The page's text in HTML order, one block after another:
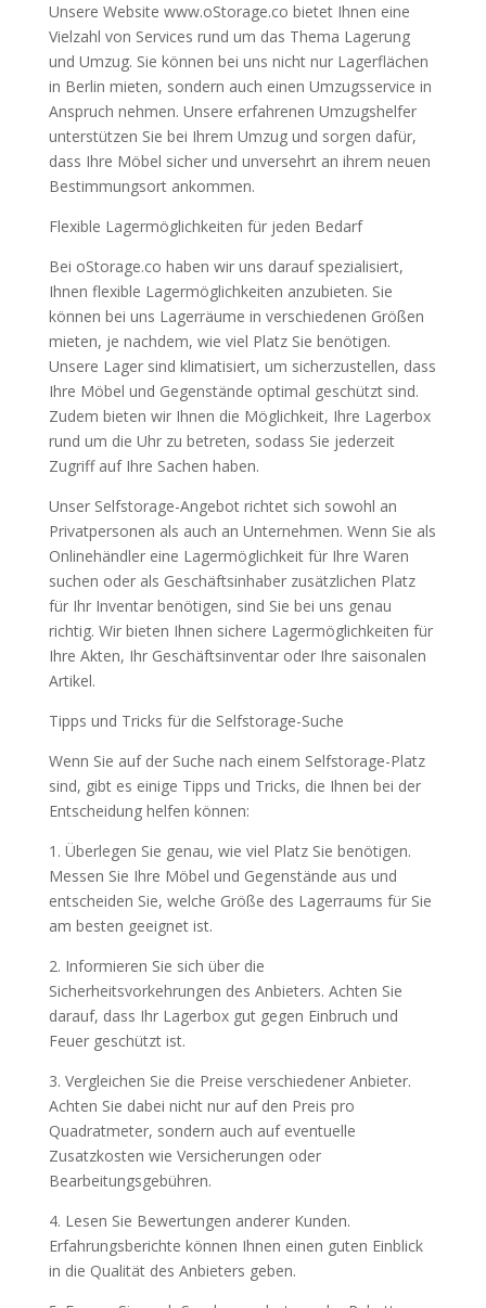
Unsere Website www.oStorage.co bietet Ihnen eine
Vielzahl von Services rund um das Thema Lagerung
und Umzug. Sie können bei uns nicht nur Lagerflächen
in Berlin mieten, sondern auch einen Umzugsservice in
Anspruch nehmen. Unsere erfahrenen Umzugshelfer
unterstützen Sie bei Ihrem Umzug und sorgen dafür,
dass Ihre Möbel sicher und unversehrt an ihrem neuen
Bestimmungsort ankommen.
Flexible Lagermöglichkeiten für jeden Bedarf
Bei oStorage.co haben wir uns darauf spezialisiert,
Ihnen flexible Lagermöglichkeiten anzubieten. Sie
können bei uns Lagerräume in verschiedenen Größen
mieten, je nachdem, wie viel Platz Sie benötigen.
Unsere Lager sind klimatisiert, um sicherzustellen, dass
Ihre Möbel und Gegenstände optimal geschützt sind.
Zudem bieten wir Ihnen die Möglichkeit, Ihre Lagerbox
rund um die Uhr zu betreten, sodass Sie jederzeit
Zugriff auf Ihre Sachen haben.
Unser Selfstorage-Angebot richtet sich sowohl an
Privatpersonen als auch an Unternehmen. Wenn Sie als
Onlinehändler eine Lagermöglichkeit für Ihre Waren
suchen oder als Geschäftsinhaber zusätzlichen Platz
für Ihr Inventar benötigen, sind Sie bei uns genau
richtig. Wir bieten Ihnen sichere Lagermöglichkeiten für
Ihre Akten, Ihr Geschäftsinventar oder Ihre saisonalen
Artikel.
Tipps und Tricks für die Selfstorage-Suche
Wenn Sie auf der Suche nach einem Selfstorage-Platz
sind, gibt es einige Tipps und Tricks, die Ihnen bei der
Entscheidung helfen können:
1. Überlegen Sie genau, wie viel Platz Sie benötigen.
Messen Sie Ihre Möbel und Gegenstände aus und
entscheiden Sie, welche Größe des Lagerraums für Sie
am besten geeignet ist.
2. Informieren Sie sich über die
Sicherheitsvorkehrungen des Anbieters. Achten Sie
darauf, dass Ihr Lagerbox gut gegen Einbruch und
Feuer geschützt ist.
3. Vergleichen Sie die Preise verschiedener Anbieter.
Achten Sie dabei nicht nur auf den Preis pro
Quadratmeter, sondern auch auf eventuelle
Zusatzkosten wie Versicherungen oder
Bearbeitungsgebühren.
4. Lesen Sie Bewertungen anderer Kunden.
Erfahrungsberichte können Ihnen einen guten Einblick
in die Qualität des Anbieters geben.